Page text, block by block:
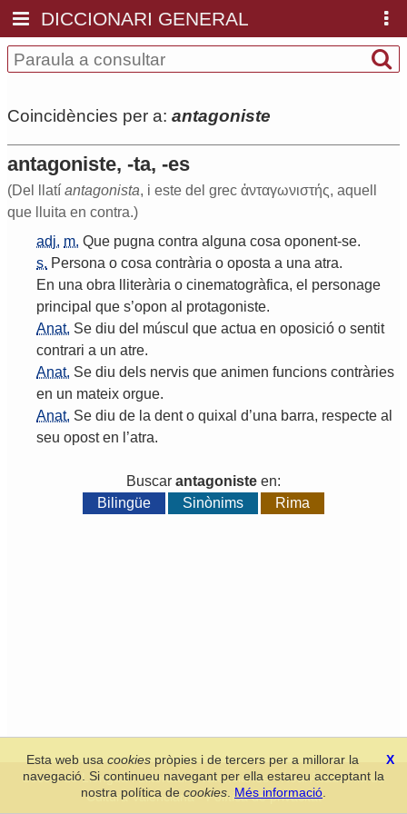
DICCIONARI GENERAL
Coincidències per a: antagoniste
antagoniste, -ta, -es
(Del llatí antagonista, i este del grec ἀνταγωνιστής, aquell
que lluita en contra.)
adj. m. Que pugna contra alguna cosa oponent-se.
s. Persona o cosa contrària o oposta a una atra.
En una obra lliterària o cinematogràfica, el personage
principal que s’opon al protagoniste.
Anat. Se diu del múscul que actua en oposició o sentit
contrari a un atre.
Anat. Se diu dels nervis que animen funcions contràries
en un mateix orgue.
Anat. Se diu de la dent o quixal d’una barra, respecte al
seu opost en ’atra.
Buscar antagoniste en:
Bilingüe
Sinònims Rima
Secció de Llengua i Lliteratura Valencianes-Real Acadèmia de
Cultura Valenciana-Política de privacitat
X
Esta web usacookies pròpies i de tercers per a millorar la
navegació. Si continueu navegant per ella estareu acceptant la
nostra política de cookies Més informació